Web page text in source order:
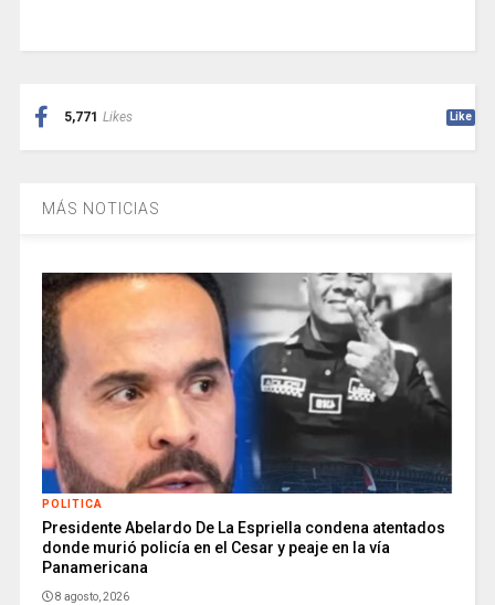
5,771 Likes Like
MÁS NOTICIAS
POLITICA
Presidente Abelardo De La Espriella condena atentados
donde murió policía en el Cesar y peaje en la vía
Panamericana
8 agosto, 2026